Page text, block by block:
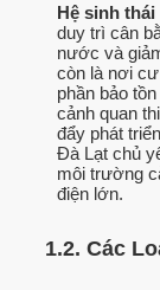
Hệ sinh
duy trì cân
nước và
còn là nơi
phần bảo tồn
cảnh quan
đẩy phát
Đà Lạt chủ
môi trường
điện lớn.
1.2. Các